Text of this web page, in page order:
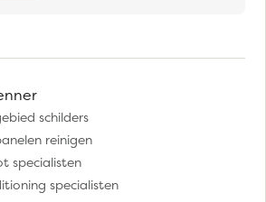
schilders
reinigen
specialisten
specialisten